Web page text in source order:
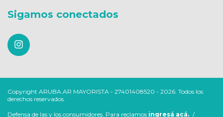
Sigamos conectados
Copyright ARUBA.AR MAYORISTA - 27401408520 - 2026. Todos los
derechos reservados.
Defensa de las y los consumidores. Para reclamos ingresá acá. /